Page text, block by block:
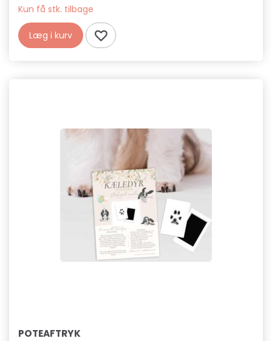
Kun få stk. tilbage
Læg i kurv
POTEAFTRYK